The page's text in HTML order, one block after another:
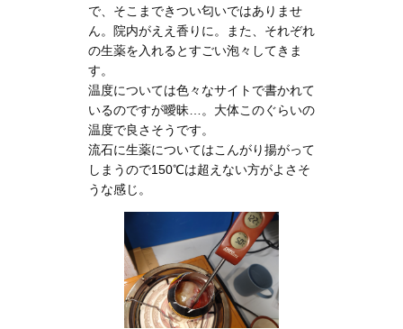
で、そこまできつい匂いではありませ
ん。院内がええ香りに。また、それぞれ
の生薬を入れるとすごい泡々してきま
す。
温度については色々なサイトで書かれて
いるのですが曖昧…。大体このぐらいの
温度で良さそうです。
流石に生薬についてはこんがり揚がって
しまうので150℃は超えない方がよさそ
うな感じ。